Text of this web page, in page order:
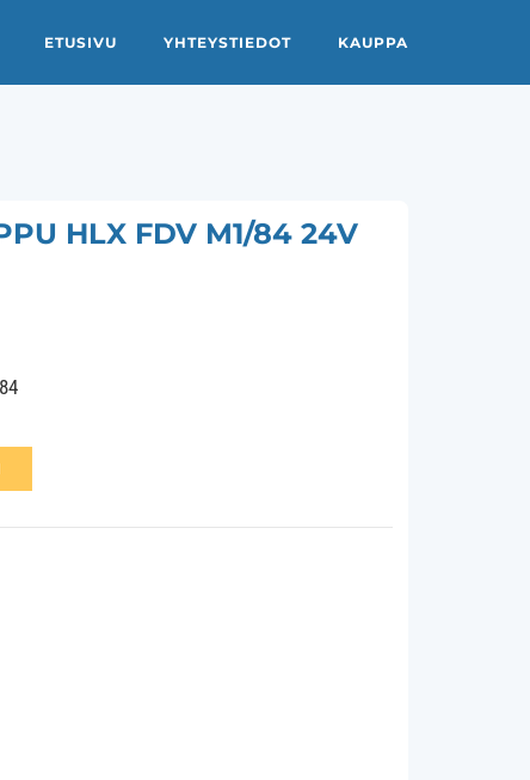
ETUSIVU YHTEYSTIEDOT KAUPPA
HLX FDV M1/84 24V